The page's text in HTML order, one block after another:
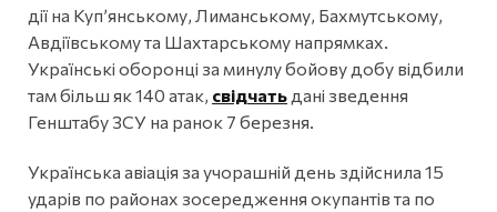
дії на Куп’янському, Лиманському, Бахмутському,
Авдіївському та Шахтарському напрямках.
Українські оборонці за минулу бойову добу відбили
там більш як 140 атак, свідчать дані зведення
Генштабу ЗСУ на ранок 7 березня.
Українська авіація за учорашній день здійснила 15
ударів по районах зосередження окупантів та по